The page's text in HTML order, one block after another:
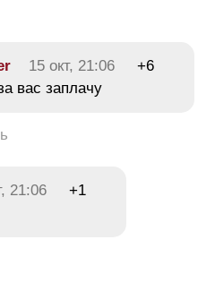
15 окт, 21:06
+6
вас заплачу
21:06
+1